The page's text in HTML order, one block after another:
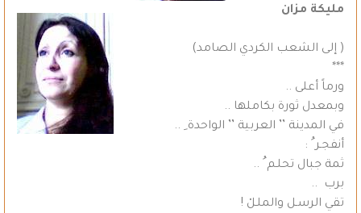
مليكة مزان
( إلى الشعب الكردي الصامد)
***
ورماً أعلى ..
وبمعدل ثورة بكاملها ..
في المدينة ’’ العربية ’’ الواحدة ِ ..
أنفجـر ُ :
ثمة جبال تحلـم ُ ..
برب ..
تقي الرسـل والملـلْ !